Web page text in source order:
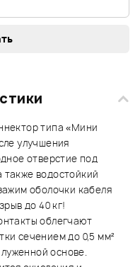
типа «Мини
улучшения
отверстие под
также водостойкий
оболочки кабеля
до 40 кг!
облегчают
сечением до 0,5 мм²
основе.